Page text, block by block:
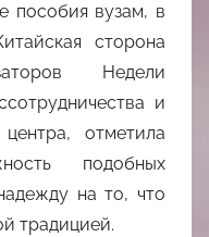
пособия вузам, в
сторона
Недели
и
центра, отметила
подобных
на то, что
традицией.